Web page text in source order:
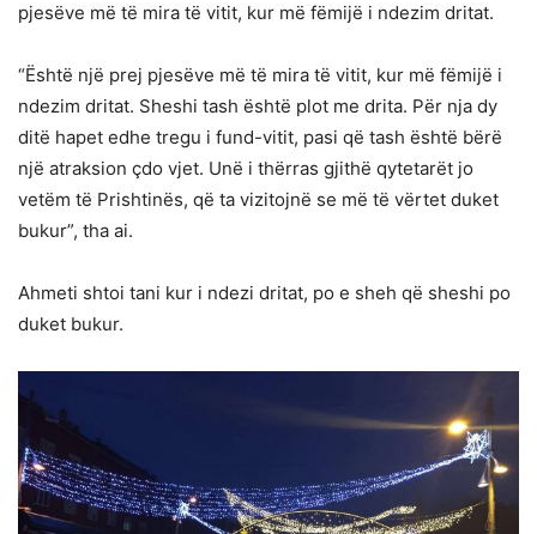
pjesëve më të mira të vitit, kur më fëmijë i ndezim dritat.
“Është një prej pjesëve më të mira të vitit, kur më fëmijë i
ndezim dritat. Sheshi tash është plot me drita. Për nja dy
ditë hapet edhe tregu i fund-vitit, pasi që tash është bërë
një atraksion çdo vjet. Unë i thërras gjithë qytetarët jo
vetëm të Prishtinës, që ta vizitojnë se më të vërtet duket
bukur”, tha ai.
Ahmeti shtoi tani kur i ndezi dritat, po e sheh që sheshi po
duket bukur.